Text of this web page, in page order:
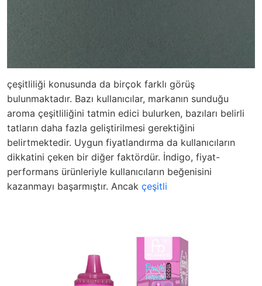
çeşitliliği konusunda da birçok farklı görüş
bulunmaktadır. Bazı kullanıcılar, markanın sunduğu
aroma çeşitliliğini tatmin edici bulurken, bazıları belirli
tatların daha fazla geliştirilmesi gerektiğini
belirtmektedir. Uygun fiyatlandırma da kullanıcıların
dikkatini çeken bir diğer faktördür. İndigo, fiyat-
performans ürünleriyle kullanıcıların beğenisini
kazanmayı başarmıştır. Ancak çeşitli